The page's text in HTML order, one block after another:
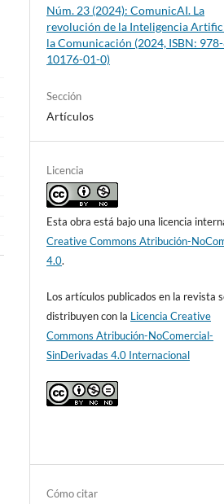
Núm. 23 (2024): ComunicAI. La
revolución de la Inteligencia
la Comunicación (2024, ISBN:
10176-01-0)
Sección
Artículos
Licencia
Esta obra está bajo una licencia
Creative Commons Atribución-
4.0.
Los artículos publicados en la revista
distribuyen con la Licencia Creative
Commons Atribución-NoComercial-
SinDerivadas 4.0 Internacional
Cómo citar